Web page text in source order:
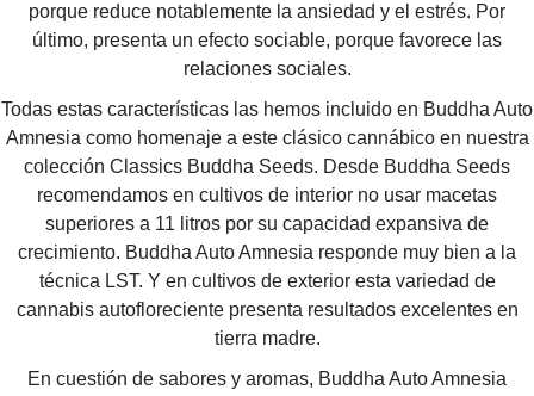
porque reduce notablemente la ansiedad y el estrés. Por
último, presenta un efecto sociable, porque favorece las
relaciones sociales.
Todas estas características las hemos incluido en Buddha Auto
Amnesia como homenaje a este clásico cannábico en nuestra
colección Classics Buddha Seeds. Desde Buddha Seeds
recomendamos en cultivos de interior no usar macetas
superiores a 11 litros por su capacidad expansiva de
crecimiento. Buddha Auto Amnesia responde muy bien a la
técnica LST. Y en cultivos de exterior esta variedad de
cannabis autofloreciente presenta resultados excelentes en
tierra madre.
En cuestión de sabores y aromas, Buddha Auto Amnesia